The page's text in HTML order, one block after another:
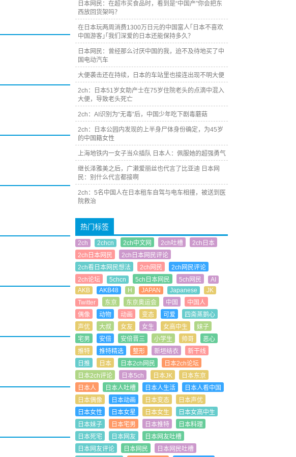
日本网民：在超市买食品时，看到是“中国产”你会把东
西放回货架吗？
在日本玩两周消费1300万日元的中国富人｢日本不喜欢
中国游客｣｢我们深爱的日本还能保持多久？
日本网民：曾经那么讨厌中国的我，迫不及待地买了中
国电动汽车
大便袭击还在持续，日本的车站里也接连出现不明大便
2ch：日本51岁女助产士在75岁住院老头的点滴中混入
大便，导致老头死亡
2ch：AI识别为“无毒”后，中国少年吃下剧毒蘑菇
2ch：日本公园内发现的上半身尸体身份确定，为45岁
的中国籍女性
上海地铁内一女子当众插队 日本人：佩服她的超强勇气
继长泽雅美之后，广濑爱丽丝也代言了比亚迪 日本网
民：别什么代言都接啊
2ch：5名中国人在日本租车自驾与电车相撞，被送到医
院救治
热门标签
2ch 2chcn 2ch中文网 2ch吐槽
2ch日本
2ch日本网民
2ch日本网民评论
2ch看日本网民想法
2ch网民
2ch网民评论
2ch论坛
5chcn 5ch日本网民 5ch网民
AI
AKB
AKB48 H JAPAN Japanese
JK
Twitter
东京 东京奥运会 中国
中国人
偶像
动物 动画 变态 可爱
四斋蒸鹅心
声优
大叔 女友 女生 女高中生
妹子
宅男
安倍 安倍晋三 小学生 帅哥
恶心
推特
推特精选 整形 新垣结衣
新干线
日推
日本 日本2ch网民
日本2ch论坛
日本2ch评论
日本5ch 日本JK
日本东京
日本人
日本人吐槽 日本人生活
日本人看中国
日本偶像
日本动画 日本变态
日本声优
日本女性
日本女星 日本女生
日本女高中生
日本妹子
日本宅男 日本推特
日本料理
日本死宅
日本网友
日本网友吐槽
日本网友评论
日本网民
日本网民吐槽